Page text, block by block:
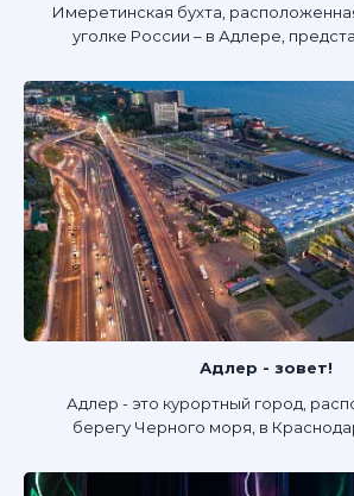
Имеретинская бухта,
уголке России – в Адлере,
Адлер - зовет!
Адлер - это курортный город,
берегу Черного моря, в